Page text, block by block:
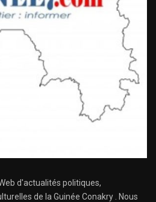
d'actualités politiques,
de la Guinée Conakry . Nous